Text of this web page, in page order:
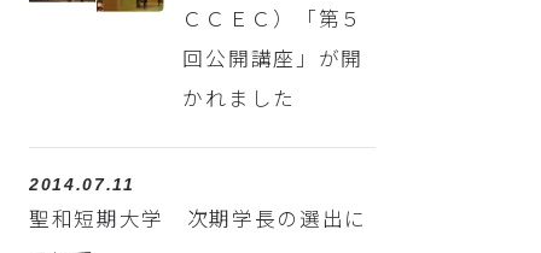
ＣＣＥＣ）「第５
回公開講座」が開
かれました
2014.07.11
聖和短期大学 次期学長の選出に